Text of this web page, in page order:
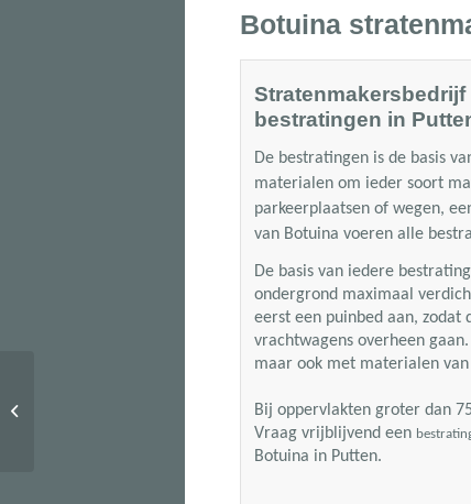
Botuina
bestratingen in
De bestratingen is de basis
materialen om ieder soort
parkeerplaatsen of wegen,
van Botuina voeren alle
De basis van iedere
ondergrond maximaal
eerst een puinbed aan,
vrachtwagens overheen
maar ook met materialen
Bij oppervlakten groter dan
Vraag vrijblijvend een
Botuina in Putten.